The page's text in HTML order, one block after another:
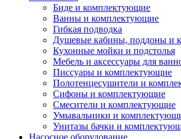
Биде и комплектующие
Ванны и комплектующие
Гибкая подводка
Душевые кабины, поддоны и
Кухонные мойки и подстолья
Мебель и аксессуары для
Писсуары и комплектующие
Полотенцесушители и
Сифоны и комплектующие
Смесители и комплектующие
Умывальники и
Унитазы бачки и
Насосное оборудование